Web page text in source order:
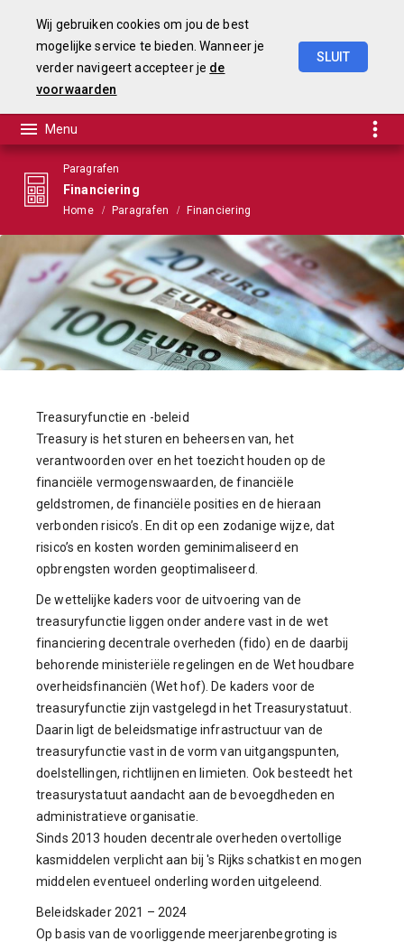
Paragrafen
Financiering
Home Paragrafen Financiering
Treasuryfunctie en -beleid
Treasury is het sturen en beheersen van, het
verantwoorden over en het toezicht houden op de
financiële vermogenswaarden, de financiële
geldstromen, de financiële posities en de hieraan
verbonden risico’s. En dit op een zodanige wijze, dat
risico’s en kosten worden geminimaliseerd en
opbrengsten worden geoptimaliseerd.
De wettelijke kaders voor de uitvoering van de
treasuryfunctie liggen onder andere vast in de wet
financiering decentrale overheden (fido) en de daarbij
behorende ministeriële regelingen en de Wet houdbare
overheidsfinanciën (Wet hof). De kaders voor de
treasuryfunctie zijn vastgelegd in het Treasurystatuut.
Daarin ligt de beleidsmatige infrastructuur van de
treasuryfunctie vast in de vorm van uitgangspunten,
doelstellingen, richtlijnen en limieten. Ook besteedt het
treasurystatuut aandacht aan de bevoegdheden en
administratieve organisatie.
Sinds 2013 houden decentrale overheden overtollige
kasmiddelen verplicht aan bij 's Rijks schatkist en mogen
middelen eventueel onderling worden uitgeleend.
Beleidskader 2021 – 2024
Op basis van de voorliggende meerjarenbegroting is
Wij gebruiken cookies om jou de best
mogelijke service te bieden. Wanneer je
verder navigeert accepteer je de
voorwaarden
SLUIT